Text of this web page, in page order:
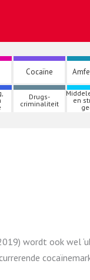
Cocaïne
Drugs-
criminaliteit
en
wordt ook wel